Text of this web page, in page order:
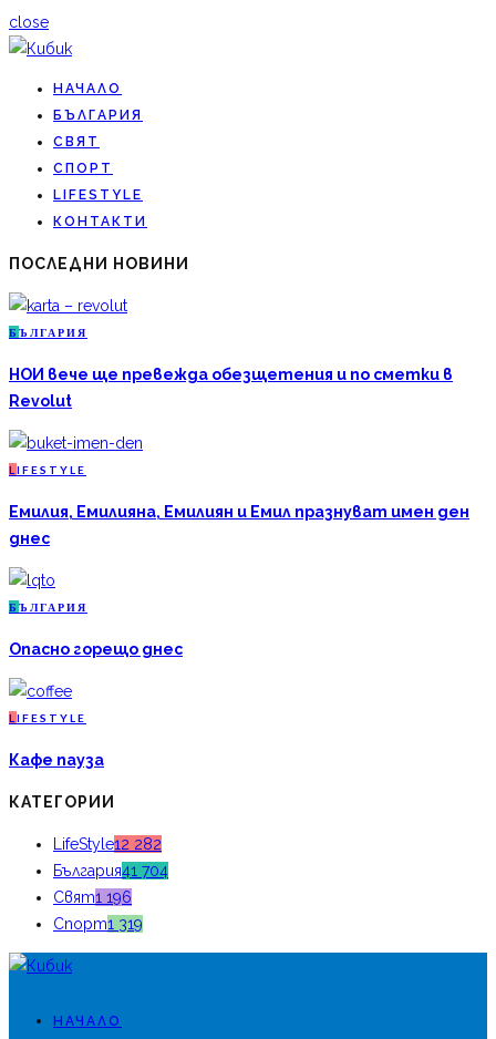
close
НАЧАЛО
БЪЛГАРИЯ
СВЯТ
СПОРТ
LIFESTYLE
КОНТАКТИ
ПОСЛЕДНИ НОВИНИ
Б ЪЛГАРИЯ
НОИ вече ще превежда обезщетения и по сметки в
Revolut
L IFESTYLE
Емилия, Емилияна, Емилиян и Емил празнуват имен ден
днес
Б ЪЛГАРИЯ
Опасно горещо днес
L IFESTYLE
Кафе пауза
КАТЕГОРИИ
LifeStyle12 282
България41 704
Свят1 196
Спорт1 319
НАЧАЛО